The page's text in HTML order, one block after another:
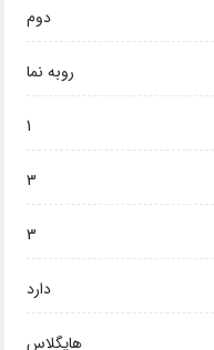
دوم
روبه نما
1
3
3
دارد
هایگلاس